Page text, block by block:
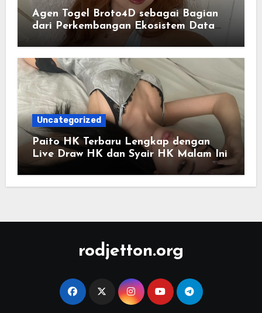
Agen Togel Broto4D sebagai Bagian
dari Perkembangan Ekosistem Data
Digital Saat Ini
Uncategorized
Paito HK Terbaru Lengkap dengan
Live Draw HK dan Syair HK Malam Ini
rodjetton.org